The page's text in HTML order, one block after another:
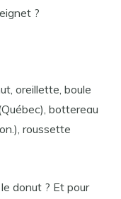
?
oreillette, boule
bottereau
roussette
donut ? Et pour